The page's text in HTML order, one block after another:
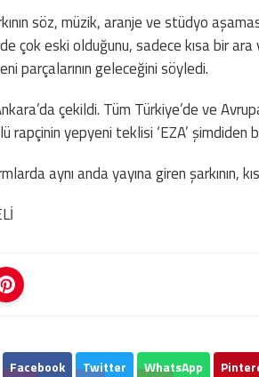
söz, müzik, aranje ve stüdyo
çok eski olduğunu, sadece kısa bir
parçalarının geleceğini söyledi.
çekildi. Tüm Türkiye’de ve
rapçinin yepyeni teklisi ‘EZA’ şimdiden
aynı anda yayına giren şarkının,
Facebook Twitter WhatsApp